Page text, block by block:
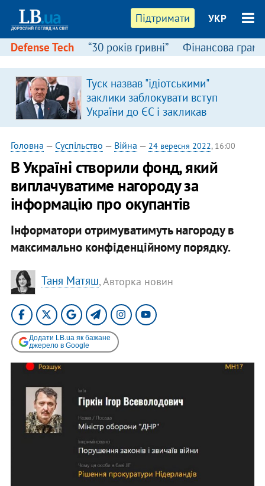
Підтримати УКР
Defense Tech “30 років гривні” Фінансова
Туск назвав "ідіотськими"
заклики заблокувати вступ
України до ЄС і закликав
припинити антиукраїнську
риторику
Головна — Суспільство — Війна — 24 вересня 2022, 16:00
В Україні створили фонд, який
виплачуватиме нагороду за
інформацію про окупантів
Інформатори отримуватимуть нагороду в
максимально конфіденційному порядку.
Таня Матяш, Авторка новин
Додати LB.ua як бажане
джерело в Google